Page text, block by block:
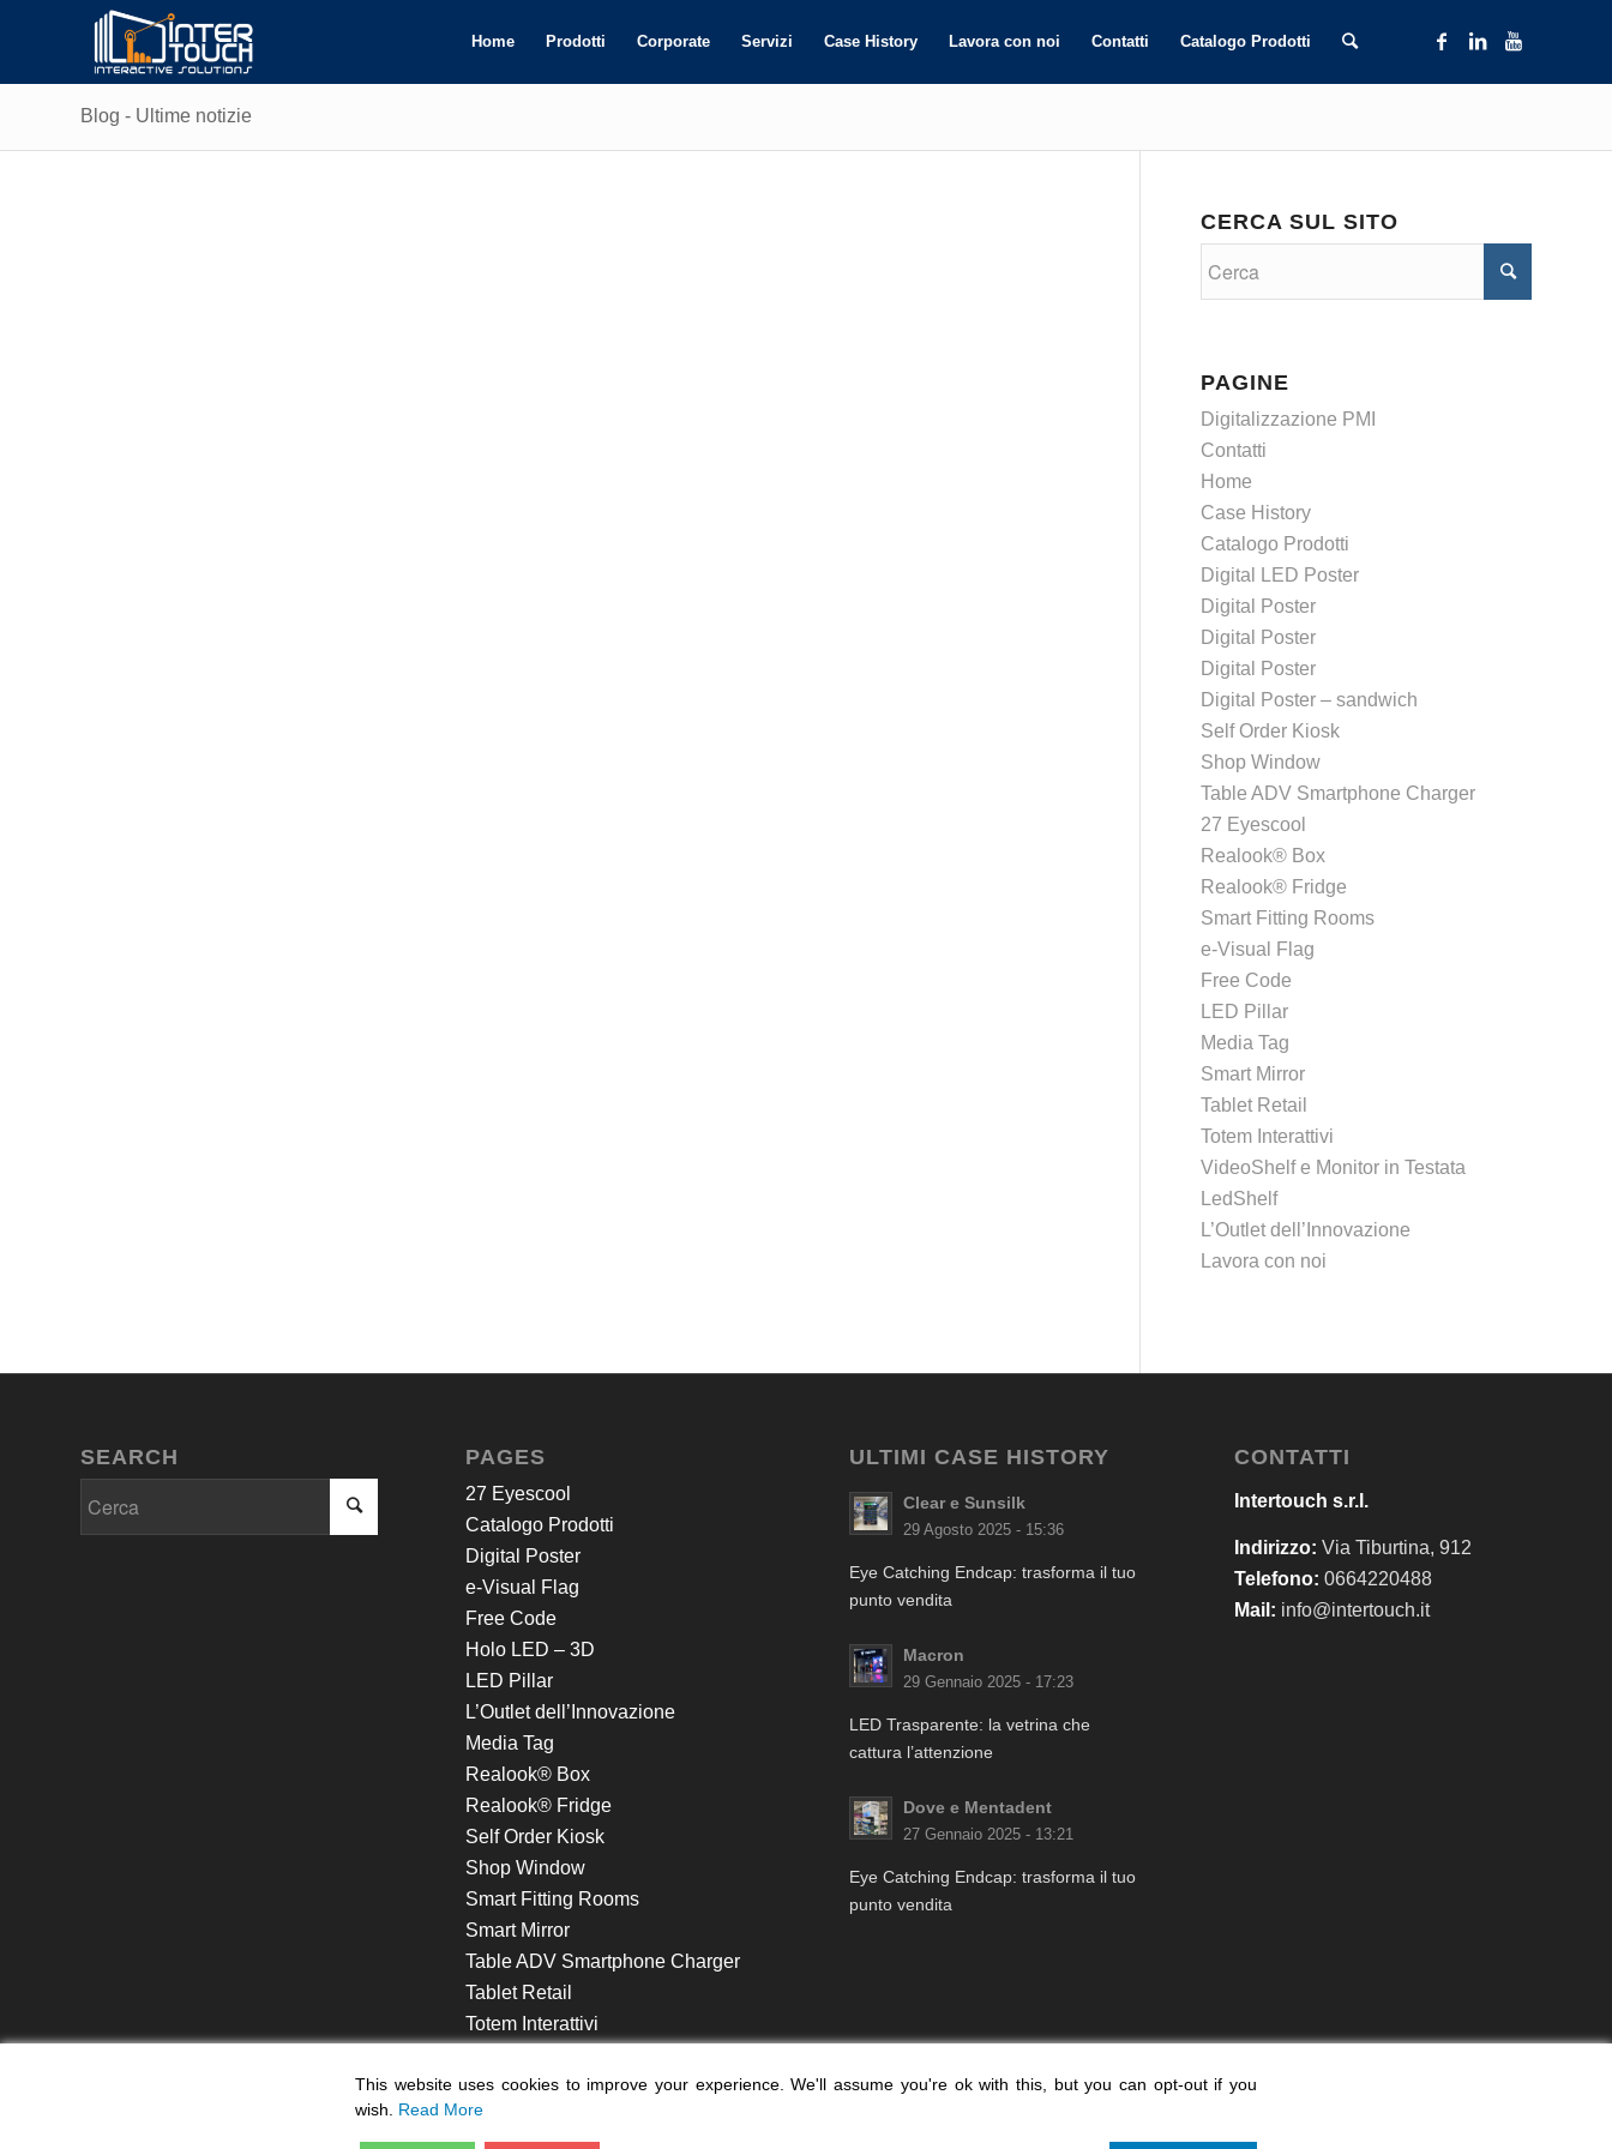
Home Prodotti Corporate Servizi Case History Lavora con noi Contatti Catalogo Prodotti
Blog - Ultime notizie
CERCA SUL SITO
PAGINE
Digitalizzazione PMI
Contatti
Home
Case History
Catalogo Prodotti
Digital LED Poster
Digital Poster
Digital Poster
Digital Poster
Digital Poster – sandwich
Self Order Kiosk
Shop Window
Table ADV Smartphone Charger
27 Eyescool
Realook® Box
Realook® Fridge
Smart Fitting Rooms
e-Visual Flag
Free Code
LED Pillar
Media Tag
Smart Mirror
Tablet Retail
Totem Interattivi
VideoShelf e Monitor in Testata
LedShelf
L’Outlet dell’Innovazione
Lavora con noi
SEARCH PAGES
27 Eyescool
Catalogo Prodotti
Digital Poster
e-Visual Flag
Free Code
Holo LED – 3D
LED Pillar
L’Outlet dell’Innovazione
Media Tag
Realook® Box
Realook® Fridge
Self Order Kiosk
Shop Window
Smart Fitting Rooms
Smart Mirror
Table ADV Smartphone Charger
Tablet Retail
Totem Interattivi
ULTIMI CASE HISTORY
Clear e Sunsilk
29 Agosto 2025 - 15:36
Eye Catching Endcap: trasforma il tuo
punto vendita
Macron
29 Gennaio 2025 - 17:23
LED Trasparente: la vetrina che
cattura l’attenzione
Dove e Mentadent
27 Gennaio 2025 - 13:21
Eye Catching Endcap: trasforma il tuo
punto vendita
CONTATTI
Intertouch s.r.l.
Indirizzo: Via Tiburtina, 912
Telefono: 0664220488
Mail: info@intertouch.it
This website uses cookies to improve your experience. We'll assume you're ok with this, but you can opt-out if you
wish. Read More